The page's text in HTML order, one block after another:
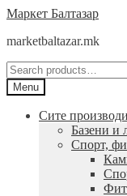
Skip
navigation
Skip
content
Маркет Балтазар
marketbaltazar.mk
Search
for:Menu
Сите производи
Базени и
Спорт,